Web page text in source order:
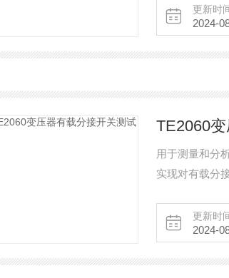
试验时以及大
更新时
2024-
TE2060
用于测量和分
实现对有载分
等功能，实现
更新时
2024-